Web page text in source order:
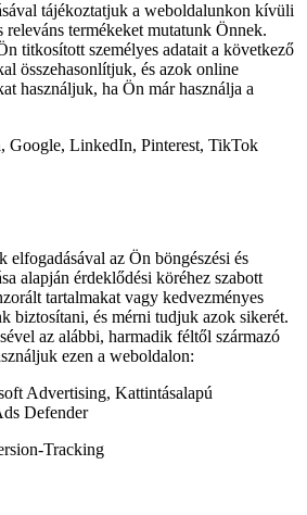
tájékoztatjuk a weboldalunkon kívüli
termékeket mutatunk Önnek.
titkosított személyes adatait a következő
összehasonlítjuk, és azok online
használjuk, ha Ön már használja a
Google, LinkedIn, Pinterest, TikTok
elfogadásával az Ön böngészési és
alapján érdeklődési köréhez szabott
tartalmakat vagy kedvezményes
biztosítani, és mérni tudjuk azok sikerét.
az alábbi, harmadik féltől származó
ezen a weboldalon:
Advertising, Kattintásalapú
Defender
Tracking